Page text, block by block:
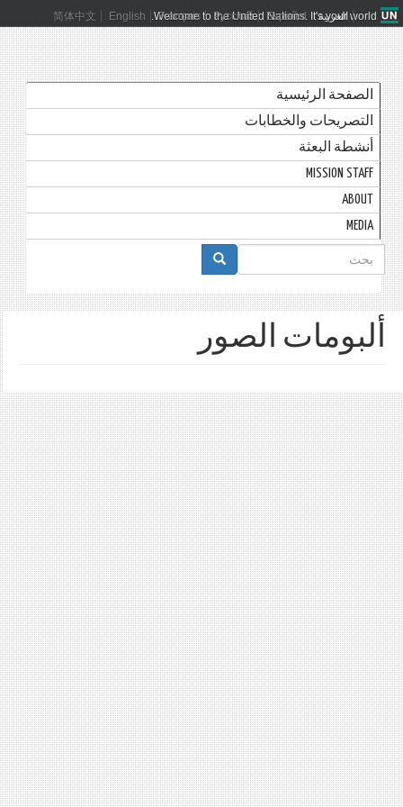
Welcome to the United Nations. It's your world.
العربية 简体中文 English Français Русский Español
الصفحة الرئيسية
التصريحات والخطابات
أنشطة البعثة
MISSION STAFF
ABOUT
MEDIA
استمارة
البحث
بحث
ألبومات الصور